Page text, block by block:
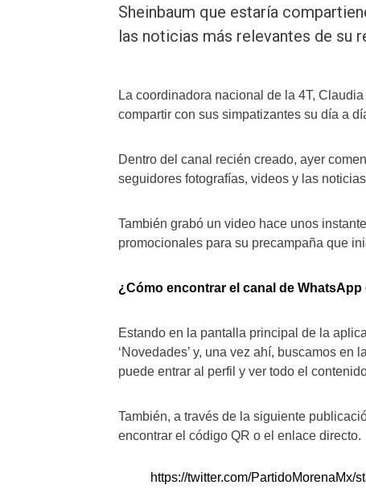
Sheinbaum que estaría
las noticias más relevantes de su
La coordinadora nacional de la 4T,
compartir con sus simpatizantes su día a
Dentro del canal recién creado, ayer
seguidores fotografías, videos y las
También grabó un video hace unos
promocionales para su precampaña que
¿Cómo encontrar el canal de WhatsApp
Estando en la pantalla principal de la
‘Novedades’ y, una vez ahí, buscamos en
puede entrar al perfil y ver todo el
También, a través de la siguiente
encontrar el código QR o el enlace directo.
https://twitter.com/PartidoMorenaMx/